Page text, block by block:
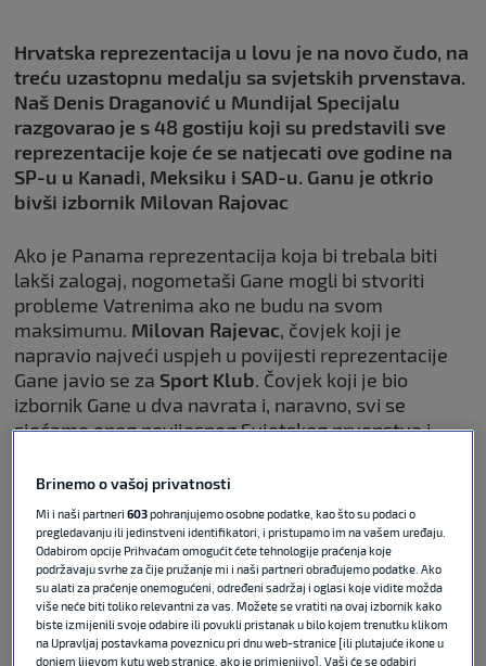
Hrvatska reprezentacija u lovu je na novo čudo, na
treću uzastopnu medalju sa svjetskih prvenstava.
Naš Denis Draganović u Mundijal Specijalu
razgovarao je s 48 gostiju koji su predstavili sve
reprezentacije koje će se natjecati ove godine na
SP-u u Kanadi, Meksiku i SAD-u. Ganu je otkrio
bivši izbornik Milovan Rajovac
Ako je Panama reprezentacija koja bi trebala biti
lakši zalogaj, nogometaši Gane mogli bi stvoriti
probleme Vatrenima ako ne budu na svom
maksimumu. Milovan Rajevac, čovjek koji je
napravio najveći uspjeh u povijesti reprezentacije
Gane javio se za Sport Klub. Čovjek koji je bio
izbornik Gane u dva navrata i, naravno, svi se
sjećamo onog povijesnog Svjetskog prvenstva i
trenutku, ali i toga ćemo se dotaknuti.
POVEZANO
Pomoćnik izbornika Paname za
SK: Vatreni su svjetska elita, no
baš zbog toga smo htjeli ovakvu
Brinemo o vašoj privatnosti
Mi i naši partneri603pohranjujemo osobne podatke, kao što su podaci o
pregledavanju ili jedinstveni identifikatori, i pristupamo im na vašem uređaju.
Odabirom opcije Prihvaćam omogućit ćete tehnologije praćenja koje
podržavaju svrhe za čije pružanje mi i naši partneri obrađujemo podatke. Ako
su alati za praćenje onemogućeni, određeni sadržaj i oglasi koje vidite možda
više neće biti toliko relevantni za vas. Možete se vratiti na ovaj izbornik kako
biste izmijenili svoje odabire ili povukli pristanak u bilo kojem trenutku klikom
na Upravljaj postavkama poveznicu pri dnu web-stranice [ili plutajuće ikone u
donjem lijevom kutu web stranice, ako je primjenjivo]. Vaši će se odabiri